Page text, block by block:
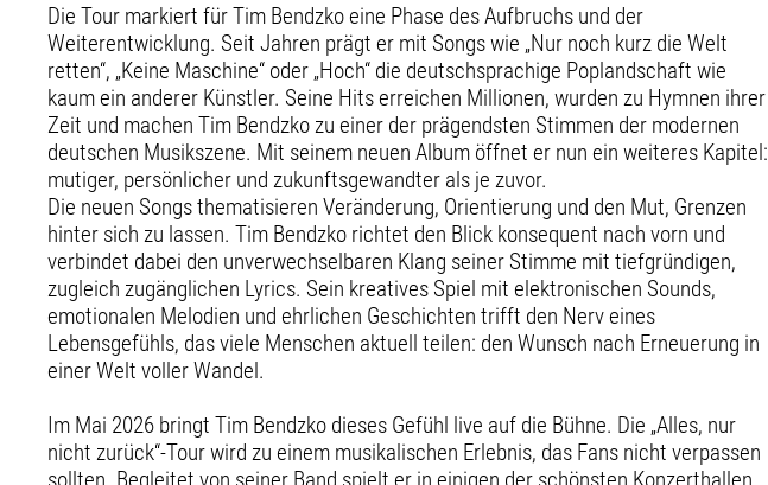
Die Tour markiert für Tim Bendzko eine Phase des Aufbruchs und der
Weiterentwicklung. Seit Jahren prägt er mit Songs wie „Nur noch kurz die Welt
retten“, „Keine Maschine“ oder „Hoch“ die deutschsprachige Poplandschaft wie
kaum ein anderer Künstler. Seine Hits erreichen Millionen, wurden zu Hymnen ihrer
Zeit und machen Tim Bendzko zu einer der prägendsten Stimmen der modernen
deutschen Musikszene. Mit seinem neuen Album öffnet er nun ein weiteres Kapitel:
mutiger, persönlicher und zukunftsgewandter als je zuvor.
Die neuen Songs thematisieren Veränderung, Orientierung und den Mut, Grenzen
hinter sich zu lassen. Tim Bendzko richtet den Blick konsequent nach vorn und
verbindet dabei den unverwechselbaren Klang seiner Stimme mit tiefgründigen,
zugleich zugänglichen Lyrics. Sein kreatives Spiel mit elektronischen Sounds,
emotionalen Melodien und ehrlichen Geschichten trifft den Nerv eines
Lebensgefühls, das viele Menschen aktuell teilen: den Wunsch nach Erneuerung in
einer Welt voller Wandel.
Im Mai 2026 bringt Tim Bendzko dieses Gefühl live auf die Bühne. Die „Alles, nur
nicht zurück“-Tour wird zu einem musikalischen Erlebnis, das Fans nicht verpassen
sollten. Begleitet von seiner Band spielt er in einigen der schönsten Konzerthallen